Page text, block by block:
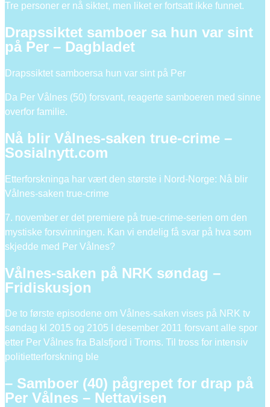
Tre personer er nå siktet, men liket er fortsatt ikke funnet.
Drapssiktet samboer sa hun var sint
på Per – Dagbladet
Drapssiktet samboersa hun var sint på Per
Da Per Vålnes (50) forsvant, reagerte samboeren med sinne
overfor familie.
Nå blir Vålnes-saken true-crime –
Sosialnytt.com
Etterforskninga har vært den største i Nord-Norge: Nå blir
Vålnes-saken true-crime
7. november er det premiere på true-crime-serien om den
mystiske forsvinningen. Kan vi endelig få svar på hva som
skjedde med Per Vålnes?
Vålnes-saken på NRK søndag –
Fridiskusjon
De to første episodene om Vålnes-saken vises på NRK tv
søndag kl 2015 og 2105 I desember 2011 forsvant alle spor
etter Per Vålnes fra Balsfjord i Troms. Til tross for intensiv
politietterforskning ble
– Samboer (40) pågrepet for drap på
Per Vålnes – Nettavisen